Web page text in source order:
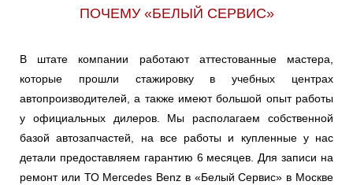
ПОЧЕМУ «БЕЛЫЙ СЕРВИС»
В штате компании работают аттестованные мастера,
которые прошли стажировку в учебных центрах
автопроизводителей, а также имеют большой опыт работы
у официальных дилеров. Мы располагаем собственной
базой автозапчастей, на все работы и купленные у нас
детали предоставляем гарантию 6 месяцев. Для записи на
ремонт или ТО Mercedes Benz в «Белый Сервис» в Москве